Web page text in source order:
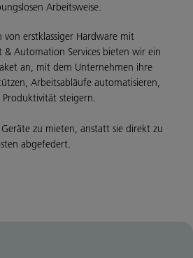
Arbeitsweise.
erstklassiger Hardware mit
& Automation Services bieten wir ein
an, mit dem Unternehmen ihre
Arbeitsabläufe automatisieren,
steigern.
zu mieten, anstatt sie direkt zu
abgefedert.